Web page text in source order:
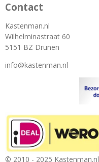
Contact
Kastenman.nl
Wilhelminastraat 60
5151 BZ Drunen
info@kastenman.nl
© 2010 - 2025 Kastenman.nl